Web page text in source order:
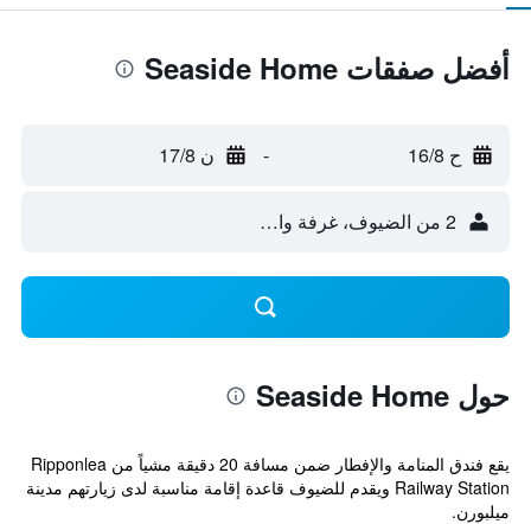
أفضل صفقات Seaside Home
ح 16/8 - ن 17/8
2 من الضيوف، غرفة واحدة
حول Seaside Home
يقع فندق المنامة والإفطار ضمن مسافة 20 دقيقة مشياً من Ripponlea
Railway Station ويقدم للضيوف قاعدة إقامة مناسبة لدى زيارتهم مدينة
ميلبورن.